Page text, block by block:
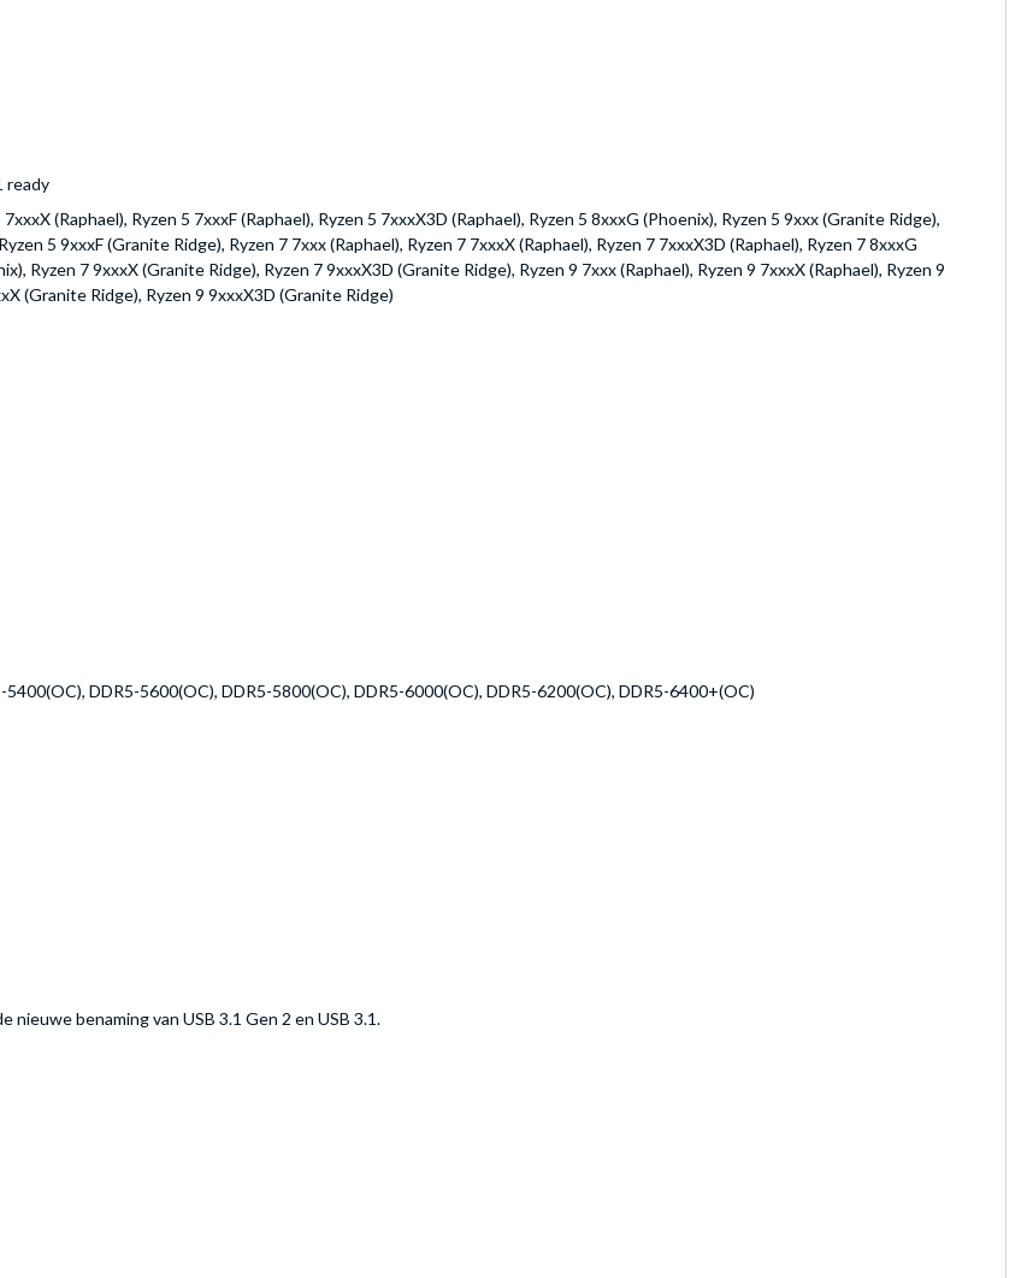
ready
(Raphael), Ryzen 5 7xxxF (Raphael), Ryzen 5 7xxxX3D (Raphael), Ryzen 5 8xxxG (Phoenix), Ryzen 5 9xxx (Granite Ridge),
5 9xxxF (Granite Ridge), Ryzen 7 7xxx (Raphael), Ryzen 7 7xxxX (Raphael), Ryzen 7 7xxxX3D (Raphael), Ryzen 7 8xxxG
Ryzen 7 9xxxX (Granite Ridge), Ryzen 7 9xxxX3D (Granite Ridge), Ryzen 9 7xxx (Raphael), Ryzen 9 7xxxX (Raphael), Ryzen 9
(Granite Ridge), Ryzen 9 9xxxX3D (Granite Ridge)
DDR5-5600(OC), DDR5-5800(OC), DDR5-6000(OC), DDR5-6200(OC), DDR5-6400+(OC)
nieuwe benaming van USB 3.1 Gen 2 en USB 3.1.